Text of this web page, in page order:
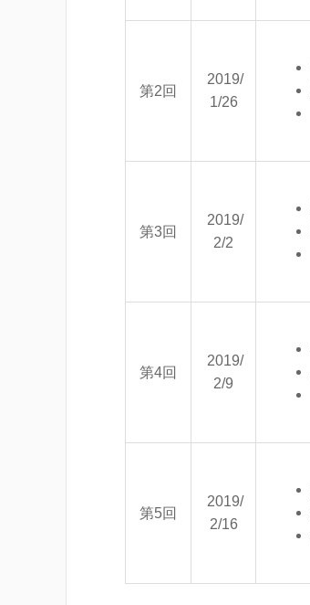
第2回
2019/
1/26
第3回
2019/
2/2
第4回
2019/
2/9
第5回
2019/
2/16